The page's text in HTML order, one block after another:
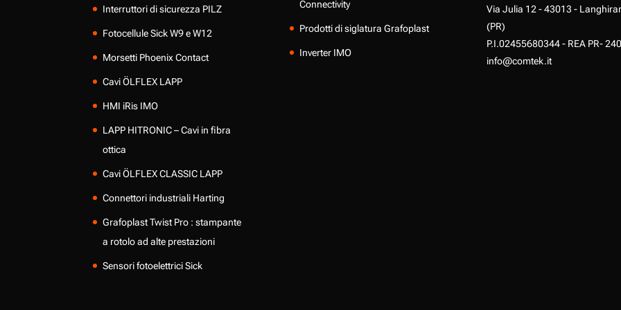
Interruttori di sicurezza PILZ
Fotocellule Sick W9 e W12
Morsetti Phoenix Contact
Cavi ÖLFLEX LAPP
HMI iRis IMO
LAPP HITRONIC – Cavi in fibra
ottica
Cavi ÖLFLEX CLASSIC LAPP
Connettori industriali Harting
Grafoplast Twist Pro : stampante
a rotolo ad alte prestazioni
Sensori fotoelettrici Sick
Connectivity
Prodotti di siglatura Grafoplast
Inverter IMO
Via Julia 12 - 43013 -
(PR)
P.I.02455680344 - REA PR-
info@comtek.it